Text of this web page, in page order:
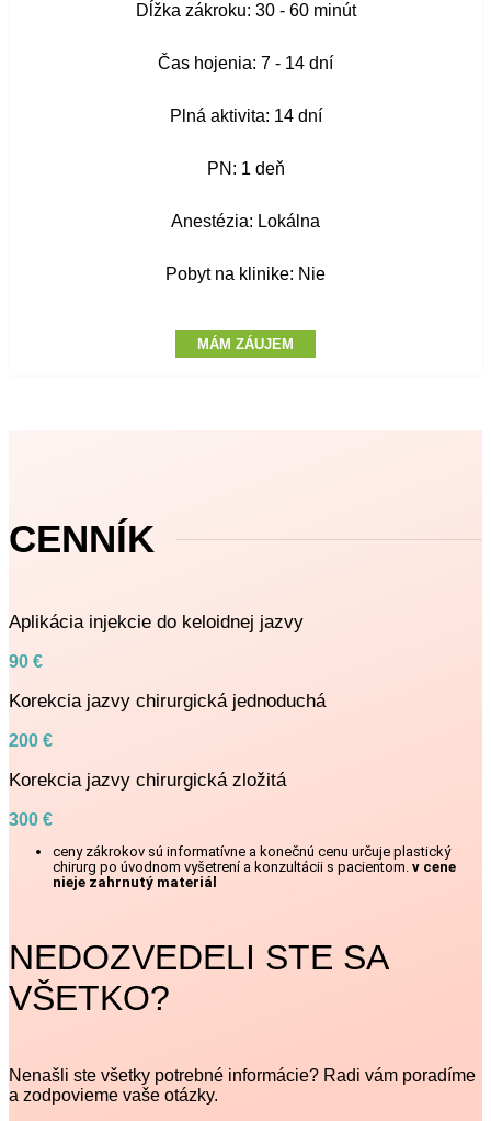
Dĺžka zákroku: 30 - 60 minút
Čas hojenia: 7 - 14 dní
Plná aktivita: 14 dní
PN: 1 deň
Anestézia: Lokálna
Pobyt na klinike: Nie
MÁM ZÁUJEM
CENNÍK
Aplikácia injekcie do keloidnej jazvy
90 €
Korekcia jazvy chirurgická jednoduchá
200 €
Korekcia jazvy chirurgická zložitá
300 €
ceny zákrokov sú informatívne a konečnú cenu určuje plastický
chirurg po úvodnom vyšetrení a konzultácii s pacientom. v cene
nieje zahrnutý materiál
NEDOZVEDELI STE SA
VŠETKO?
Nenašli ste všetky potrebné informácie? Radi vám poradíme
a zodpovieme vaše otázky.